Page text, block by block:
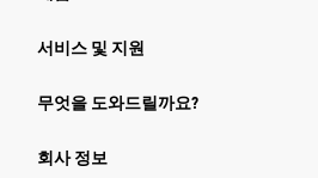
서비스 및 지원
무엇을 도와드릴까요?
회사 정보